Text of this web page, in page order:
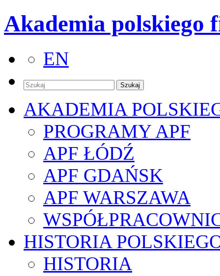
Akademia polskiego
EN
AKADEMIA
PROGRAMY APF
APF ŁÓDŹ
APF GDAŃSK
APF WARSZAWA
HISTORIA
HISTORIA